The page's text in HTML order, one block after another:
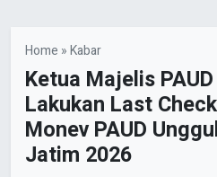
Home »Kabar
Ketua Majelis
Lakukan Last
Monev PAUD
Jatim 2026